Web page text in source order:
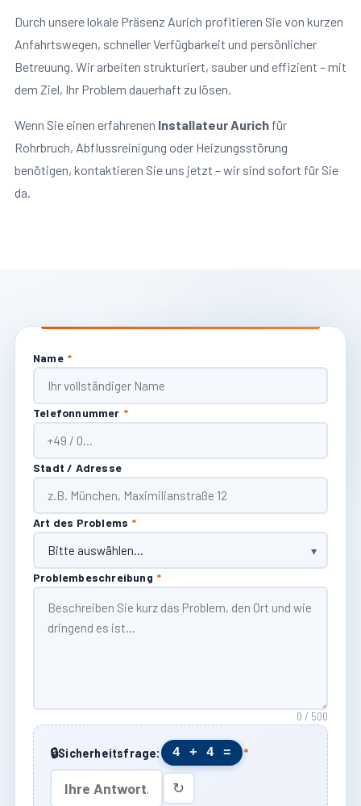
Durch unsere lokale Präsenz Aurich profitieren Sie von kurzen
Anfahrtswegen, schneller Verfügbarkeit und persönlicher
Betreuung. Wir arbeiten strukturiert, sauber und effizient – mit
dem Ziel, Ihr Problem dauerhaft zu lösen.
Wenn Sie einen erfahrenen Installateur Aurichfür
Rohrbruch, Abflussreinigung oder Heizungsstörung
benötigen, kontaktieren Sie uns jetzt – wir sind sofort für Sie
da.
Name *
Telefonnummer *
Stadt / Adresse
Art des Problems *
Problembeschreibung *
0 / 500
🔒Sicherheitsfrage: 4 + 4 = *
↻